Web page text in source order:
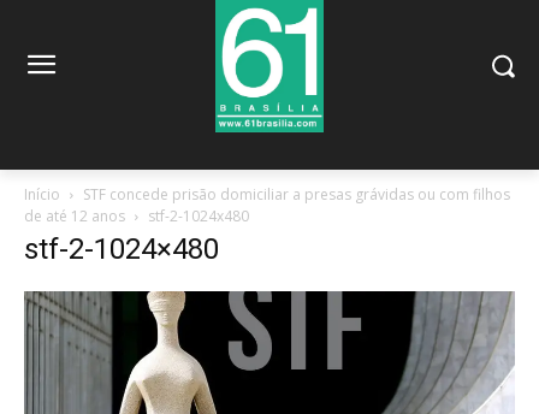
Início
STF concede prisão domiciliar a presas grávidas ou com filhos
de até 12 anos
stf-2-1024x480
stf-2-1024×480